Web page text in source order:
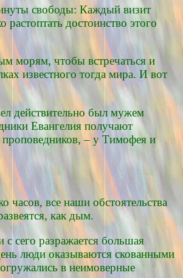
свободы: Каждый визит
достоинство этого
морям, чтобы встречаться и
известного тогда мира. И вот
действительно был мужем
Евангелия получают
проповедников, – у Тимофея и
все наши обстоятельства
как дым.
сего разражается большая
люди оказываются скованными
в неимоверные